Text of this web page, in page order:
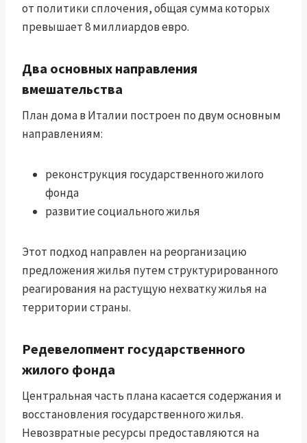
от политики сплочения, общая сумма которых
превышает 8 миллиардов евро.
Два основных направления
вмешательства
План дома в Италии построен по двум основным
направлениям:
реконструкция государственного жилого
фонда
развитие социального жилья
Этот подход направлен на реорганизацию
предложения жилья путем структурированного
реагирования на растущую нехватку жилья на
территории страны.
Редевелопмент государственного
жилого фонда
Центральная часть плана касается содержания и
восстановления государственного жилья.
Невозвратные ресурсы предоставляются на